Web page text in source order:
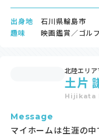
出身地
石川県輪島市
趣味
映画鑑賞／ゴルフ
北陸エリ
土片
Hijikata
Message
マイホームは生涯の